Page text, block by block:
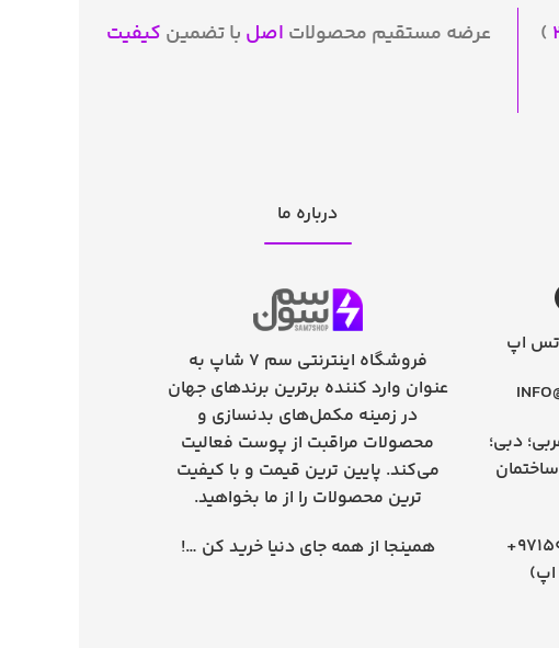
) عرضه مستقیم محصولات اصل با تضمین کیفیت
اپ
دبی؛
درباره ما
فروشگاه اینترنتی سم 7 شاپ به
عنوان وارد کننده برترین برندهای جهان
در زمینه مکمل‌های بدنسازی و
محصولات مراقبت از پوست فعالیت
می‌کند. پایین ترین قیمت و با کیفیت
ترین محصولات را از ما بخواهید.
همینجا از همه جای دنیا خرید کن …!